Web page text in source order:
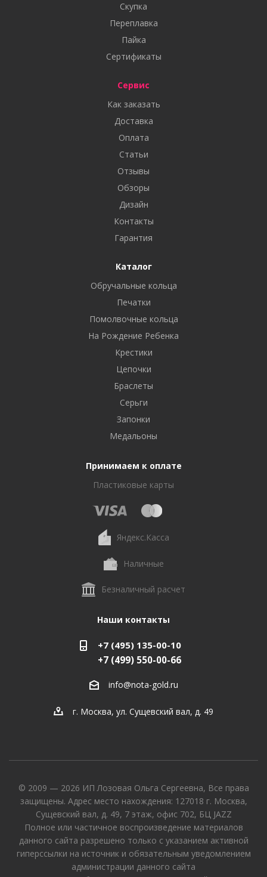
Скупка
Переплавка
Пайка
Сертификаты
Сервис
Как заказать
Доставка
Оплата
Статьи
Отзывы
Обзоры
Дизайн
Контакты
Гарантия
Каталог
Обручальные кольца
Печатки
Помолвочные кольца
На Рождение Ребенка
Крестики
Цепочки
Браслеты
Серьги
Запонки
Медальоны
Принимаем к оплате
Пластиковые карты
Яндекс.Касса
Наличные
Безналичный расчет
Наши контакты
+7 (495) 135-00-10
+7 (499) 550-00-66
info@nota-gold.ru
г. Москва, ул. Сущевский вал, д. 49
© 2009 — 2026 ИП Лозовая Ольга Сергеевна, Все права
защищены. Адрес место нахождения: 127018 г. Москва,
Сущевский вал, д. 49, 7 этаж, офис 702, БЦ JAZZ
Полное или частичное воспроизведение материалов
данного сайта разрешено только с указанием активной
гиперссылки на источник и обязательным уведомлением
администрации данного сайта